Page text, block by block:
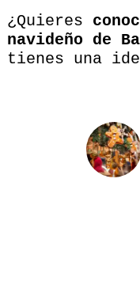
¿Quieres
navideño de
tienes una